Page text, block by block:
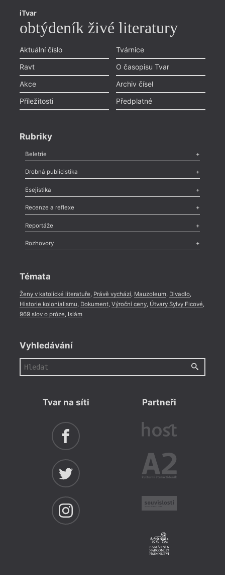
iTvar
obtýdeník živé literatury
Aktuální číslo
Ravt
Akce
Příležitosti
Tvárnice
O časopisu Tvar
Archiv čísel
Předplatné
Rubriky
Beletrie
Poezie,Próza,Dokumenty
Drobná publicistika
Odlesk
Nekrolog,Glosa,Sloupek,Pozvánka,Literární soutěž,
Esejistika
Esej , Pádlo,Úvaha
Recenze a reflexe
Recenze
Méně slov o próze,Celá rubrika
Reportáže
Literární zítřky
Celá rubrika
Rozhovory
Témata
Ženy v katolické literatuře, Právě vychází, Mauzoleum, Divadlo,
Historie kolonialismu, Dokument, Výroční ceny, Útvary Sylvy Ficové,
969 slov o próze, Islám
Vyhledávání
Tvar na síti Partneři